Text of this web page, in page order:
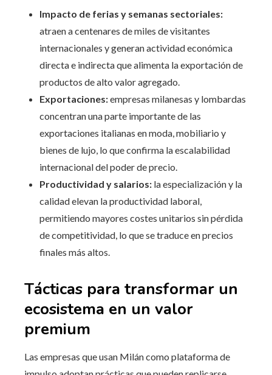
Impacto de ferias y semanas sectoriales:
atraen a centenares de miles de visitantes
internacionales y generan actividad económica
directa e indirecta que alimenta la exportación de
productos de alto valor agregado.
Exportaciones:empresas milanesas y lombardas
concentran una parte importante de las
exportaciones italianas en moda, mobiliario y
bienes de lujo, lo que confirma la escalabilidad
internacional del poder de precio.
Productividad y salarios: la especialización y la
calidad elevan la productividad laboral,
permitiendo mayores costes unitarios sin pérdida
de competitividad, lo que se traduce en precios
finales más altos.
Tácticas para transformar un
ecosistema en un valor
premium
Las empresas que usan Milán como plataforma de